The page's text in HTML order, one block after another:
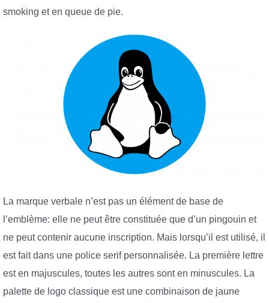
smoking et en queue de pie.
La marque verbale n’est pas un élément de base de
l’emblème: elle ne peut être constituée que d’un pingouin et
ne peut contenir aucune inscription. Mais lorsqu’il est utilisé, il
est fait dans une police serif personnalisée. La première lettre
est en majuscules, toutes les autres sont en minuscules. La
palette de logo classique est une combinaison de jaune